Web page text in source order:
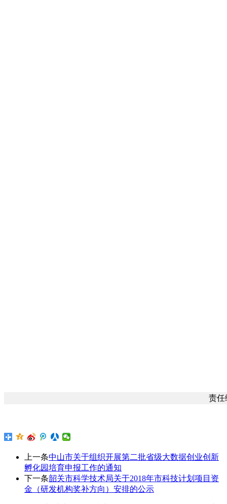
责任
上一条中山市关于组织开展第二批省级大数据创业创新
孵化园培育申报工作的通知
下一条韶关市科学技术局关于2018年市科技计划项目资
金（研发机构奖补方向）安排的公示